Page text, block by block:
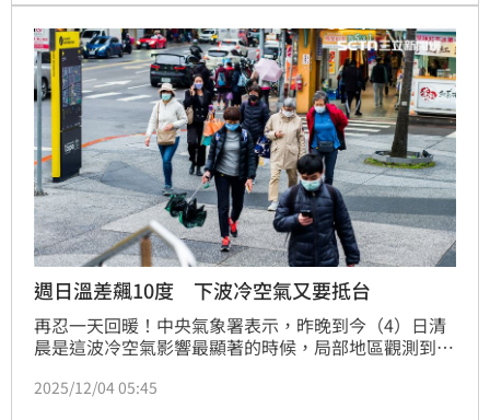
週日溫差飆10度 下波冷空氣又要抵台
再忍一天回暖！中央氣象署表示，昨晚到今（4）日清
晨是這波冷空氣影響最顯著的時候，局部地區觀測到12
弱，各地回暖皆看得到陽光，不過下週一（8日）又有
2025/12/04 05:45